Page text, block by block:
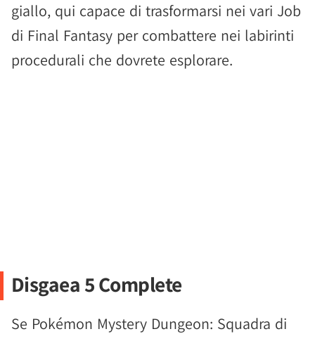
giallo, qui capace di trasformarsi nei vari Job
di Final Fantasy per combattere nei labirinti
procedurali che dovrete esplorare.
Disgaea 5 Complete
Se Pokémon Mystery Dungeon: Squadra di